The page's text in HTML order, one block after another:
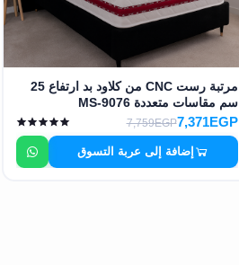
مرتبة رست CNC من كلاود بد ارتفاع 25
سم مقاسات متعددة MS-9076
7,371EGP
7,759EGP
إضافة إلى عربة التسوق